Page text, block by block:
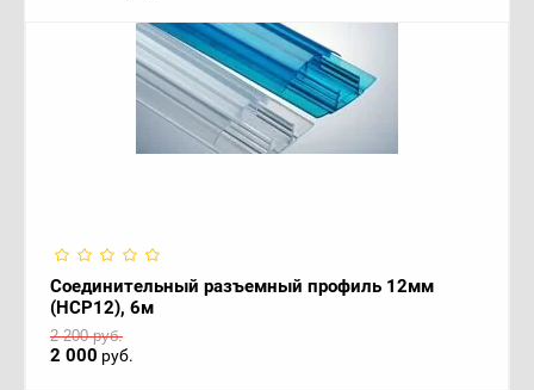
Соединительный разъемный профиль 12мм
(HCP12), 6м
2 200руб.
2 000 руб.